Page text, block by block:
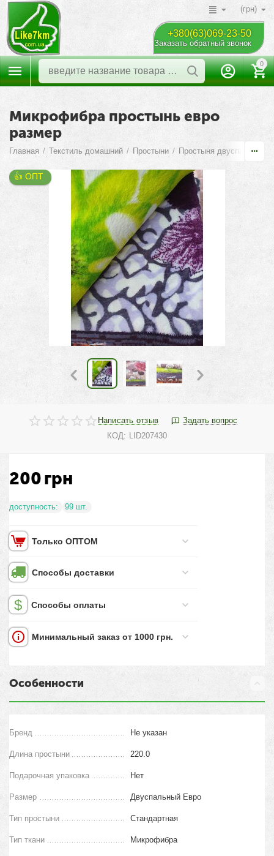
(грн)
+380(63)069-23-50
Заказать обратный звонок
0
Микрофибра простынь евро
размер
Главная / Текстиль домашний / Простыни / Простыня двуспальная
👍 ОПТ
Написать отзыв
Задать вопрос
КОД: LID207430
200грн
доступность: 99 шт.
Только ОПТОМ
Способы доставки
Способы оплаты
Минимальный заказ от 1000 грн.
Особенности
Бренд Не указан
Длина простыни 220.0
Подарочная упаковка Нет
Размер Двуспальный Евро
Тип простыни Стандартная
Тип ткани Микрофибра